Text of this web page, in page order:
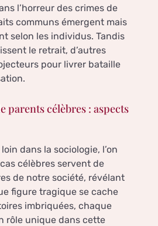
l’horreur des crimes de
communs émergent mais
selon les individus. Tandis
le retrait, d’autres
pour livrer bataille
parents célèbres : aspects
dans la sociologie, l’on
célèbres servent de
de notre société, révélant
figure tragique se cache
imbriquées, chaque
rôle unique dans cette